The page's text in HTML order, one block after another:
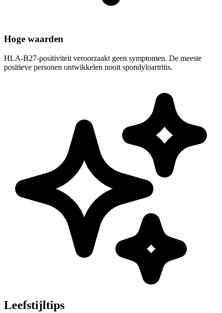
Hoge waarden
HLA-B27-positiviteit veroorzaakt geen symptomen. De meeste
positieve personen ontwikkelen nooit spondyloartritis.
Leefstijltips